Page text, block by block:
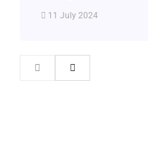
11 July 2024